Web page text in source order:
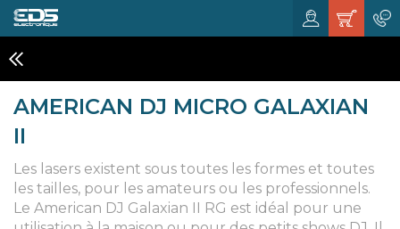
AMERICAN DJ MICRO GALAXIAN
II
Les lasers existent sous toutes les formes et toutes
les tailles, pour les amateurs ou les professionnels.
Le American DJ Galaxian II RG est idéal pour une